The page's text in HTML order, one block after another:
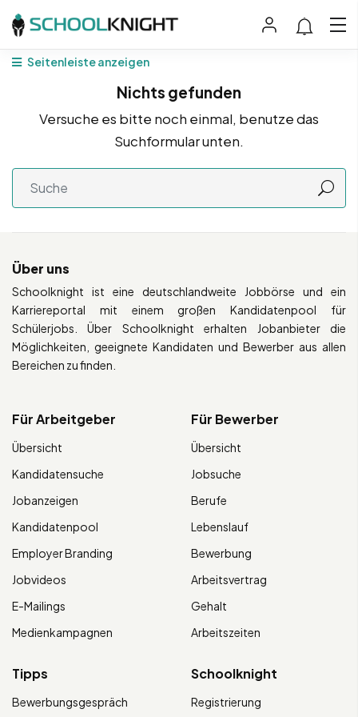
Seitenleiste anzeigen
Nichts gefunden
Versuche es bitte noch einmal, benutze das
Suchformular unten.
Über uns
Schoolknight ist eine deutschlandweite Jobbörse und ein
Karriereportal mit einem großen Kandidatenpool für
Schülerjobs. Über Schoolknight erhalten Jobanbieter die
Möglichkeiten, geeignete Kandidaten und Bewerber aus allen
Bereichen zu finden.
Für Arbeitgeber
Übersicht
Kandidatensuche
Jobanzeigen
Kandidatenpool
Employer Branding
Jobvideos
E-Mailings
Medienkampagnen
Für Bewerber
Übersicht
Jobsuche
Berufe
Lebenslauf
Bewerbung
Arbeitsvertrag
Gehalt
Arbeitszeiten
Tipps
Bewerbungsgespräch
Schoolknight
Registrierung